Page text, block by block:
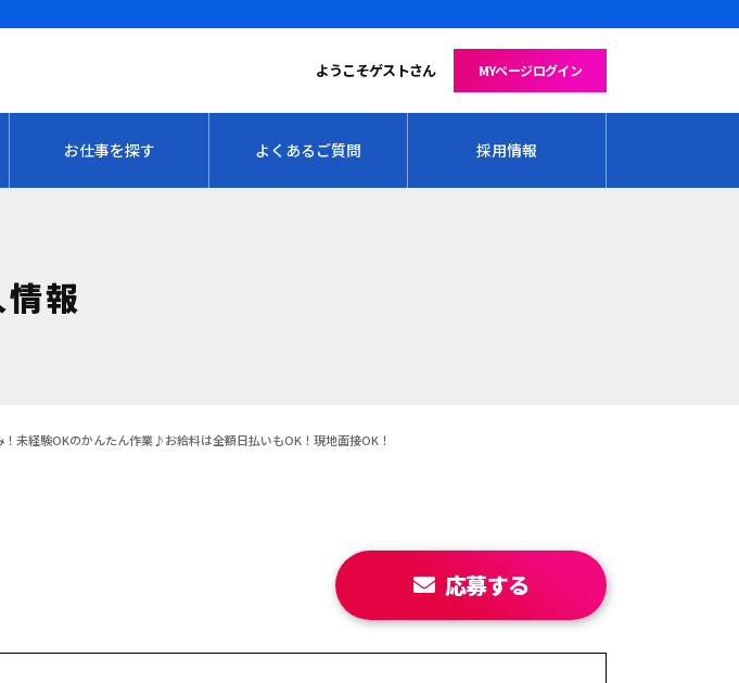
ようこそゲストさん MYページログイン
お仕事を探す よくあるご質問 採用情報
報
未経験OKのかんたん作業♪お給料は全額日払いもOK！現地面接OK！
応募する